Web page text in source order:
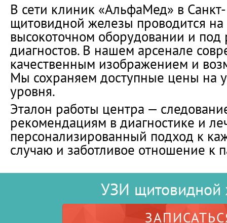
В сети клиник «АльфаМед» в
щитовидной железы проводится
высокоточном оборудовании и
диагностов. В нашем арсенале
качественным изображением и
Мы сохраняем доступные цены на
уровня.
Эталон работы центра —
рекомендациям в диагностике и
персонализированный подход к
случаю и заботливое отношение к
УЗИ щитовидной